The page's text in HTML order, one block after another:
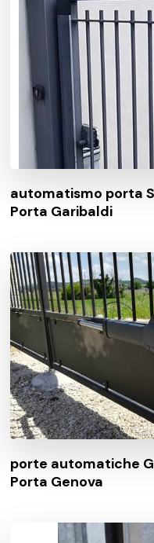
automatismo porta
Porta Garibaldi
porte automatiche
Porta Genova